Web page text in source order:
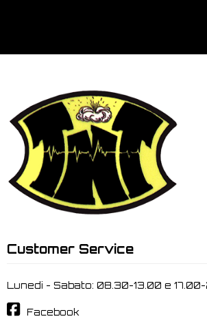
Customer Service
Lunedi - Sabato: 08.30-13.00 e
Facebook